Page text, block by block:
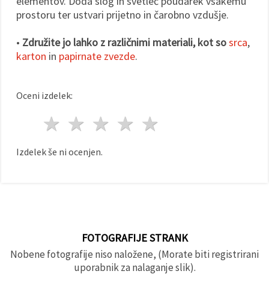
prostoru ter ustvari prijetno in čarobno vzdušje.
• Združite jo lahko z različnimi materiali, kot sosrca,
karton in papirnate zvezde.
Oceni izdelek:
4 zvezde
3 zvezde
2 zvezde
1 zvezda
Izdelek še ni ocenjen.
FOTOGRAFIJE STRANK
Nobene fotografije niso naložene, (Morate biti registrirani
uporabnik za nalaganje slik).